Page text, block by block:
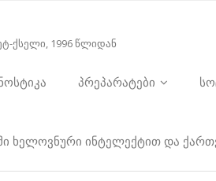
ქსელი, 1996 წლიდან
პრეპარატები
ხელოვნური ინტელექტით და